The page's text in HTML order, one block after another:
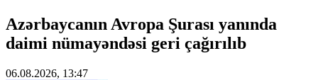
Azərbaycanın Avropa Şurası yanında
daimi nümayəndəsi geri çağırılıb
06.08.2026, 13:47